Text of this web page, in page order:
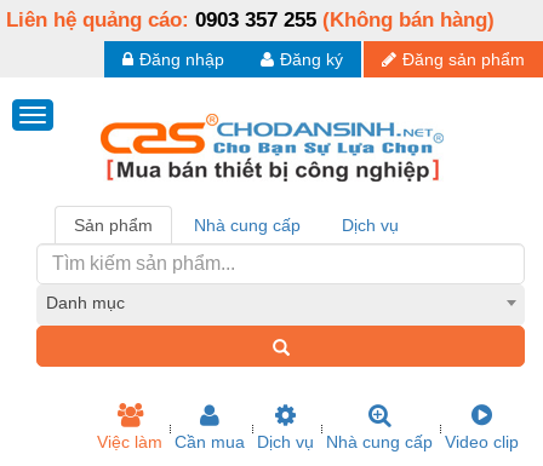
Liên hệ quảng cáo: 0903 357 255 (Không bán hàng)
Đăng sản phẩm
Đăng ký
Đăng nhập
Sản phẩm Nhà cung cấp Dịch vụ
Danh mục
Việc làm Cần mua Dịch vụ Nhà cung cấp Video clip